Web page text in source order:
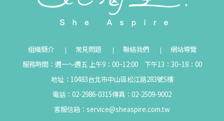
組織簡介 常見問題 聯絡我們
網站導覽
服務時間：週一～週五 上午9：00~12:00 下午13：30~18：00
地址：10483台北市中山區松江路283號5樓
電話：02-2986-0315傳真：02-2509-9002
客服信箱： service@sheaspire.com.tw